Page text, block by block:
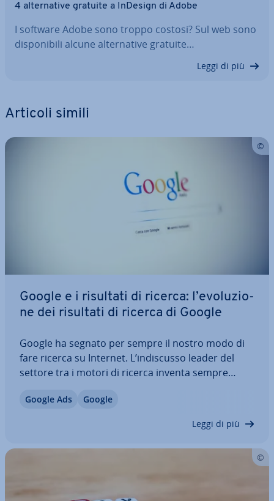
4 al­ter­na­ti­ve gratuite a InDesign di Adobe
I software Adobe sono troppo costosi? Sul web sono
di­spo­ni­bi­li alcune al­ter­na­ti­ve gratuite…
Leggi di più
Articoli simili
Google e i risultati di ricerca: l’evo­lu­zio­
ne dei risultati di ricerca di Google
Google ha segnato per sempre il nostro modo di
fare ricerca su Internet. L’in­di­scus­so leader del
settore tra i motori di ricerca inventa sempre
siti web e in­for­ma­zio­ni. Da quando nel 1998 è
Google Ads Google
Leggi di più